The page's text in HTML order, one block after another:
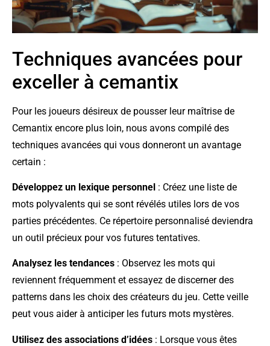
Techniques avancées pour
exceller à cemantix
Pour les joueurs désireux de pousser leur maîtrise de
Cemantix encore plus loin, nous avons compilé des
techniques avancées qui vous donneront un avantage
certain :
Développez un lexique personnel : Créez une liste de
mots polyvalents qui se sont révélés utiles lors de vos
parties précédentes. Ce répertoire personnalisé deviendra
un outil précieux pour vos futures tentatives.
Analysez les tendances : Observez les mots qui
reviennent fréquemment et essayez de discerner des
patterns dans les choix des créateurs du jeu. Cette veille
peut vous aider à anticiper les futurs mots mystères.
Utilisez des associations d’idées : Lorsque vous êtes